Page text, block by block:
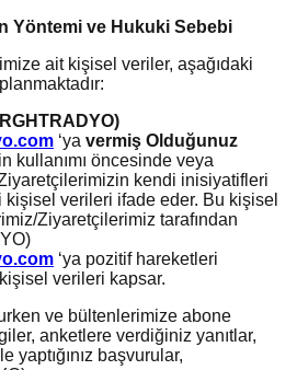
Yöntemi ve Hukuki Sebebi
ait kişisel veriler, aşağıdaki
‘ya vermiş Olduğunuz
kullanımı öncesinde veya
kendi inisiyatifleri
verileri ifade eder. Bu kişisel
Ziyaretçilerimiz tarafından
‘ya pozitif hareketleri
verileri kapsar.
ve bültenlerimize abone
anketlere verdiğiniz yanıtlar,
yaptığınız başvurular,